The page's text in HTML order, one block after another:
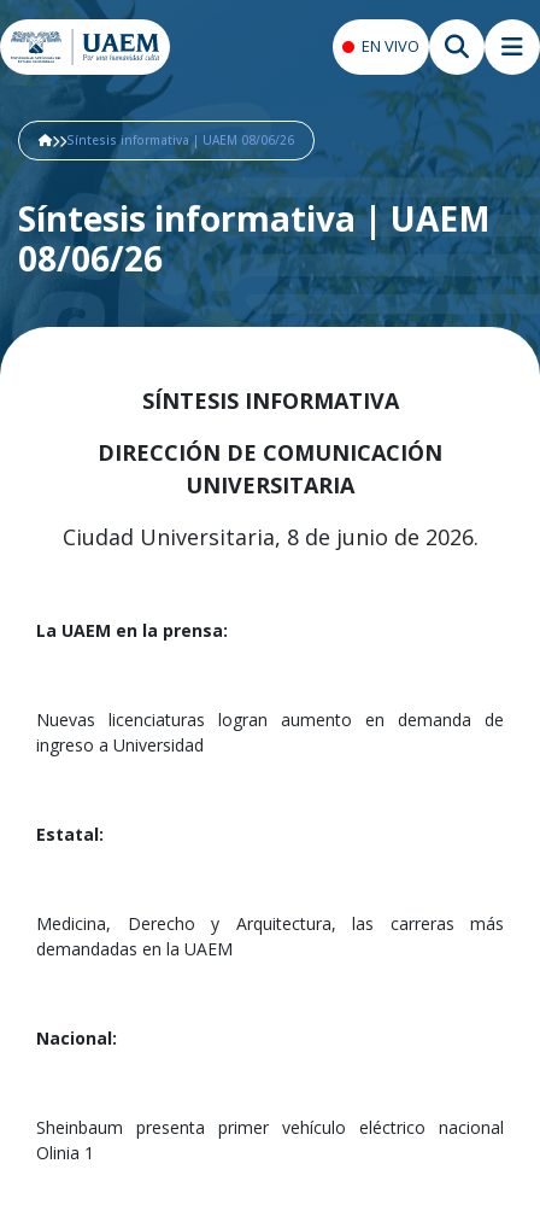
EN VIVO
Síntesis informativa | UAEM 08/06/26
Síntesis informativa | UAEM
08/06/26
SÍNTESIS INFORMATIVA
DIRECCIÓN DE COMUNICACIÓN
UNIVERSITARIA
Ciudad Universitaria, 8 de junio de 2026.
La UAEM en la prensa:
Nuevas licenciaturas logran aumento en demanda de
ingreso a Universidad
Estatal:
Medicina, Derecho y Arquitectura, las carreras más
demandadas en la UAEM
Nacional:
Sheinbaum presenta primer vehículo eléctrico nacional
Olinia 1